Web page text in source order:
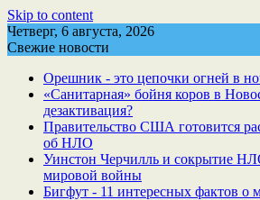
Skip to content
Четверг, 6 августа, 2026
Свежие новости
Орешник - это цепочки огней в
«Санитарная» бойня коров в
дезактивация?
Правительство США готовится
об НЛО
Уинстон Черчилль и сокрытие
мировой войны
Бигфут - 11 интересных фактов о